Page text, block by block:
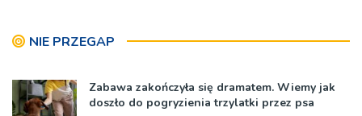
NIE PRZEGAP
Zabawa zakończyła się dramatem. Wiemy jak
doszło do pogryzienia trzylatki przez psa